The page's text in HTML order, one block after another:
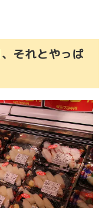
それとやっぱ